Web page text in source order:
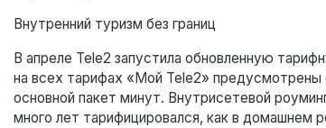
Внутренний туризм без границ
В апреле Tele2 запустила обновленную
на всех тарифах «Мой Tele2» предусмотрены
основной пакет минут. Внутрисетевой
много лет тарифицировался, как в домашнем